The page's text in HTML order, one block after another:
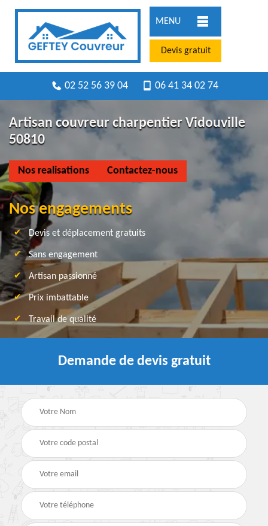
MENU
Devis gratuit
02 52 56 39 04 06 41 34 02 74
Artisan couvreur charpentier Vidouville
50810
Nos realisations Contactez-nous
Nos engagements
Devis et déplacement gratuits
Sans engagement
Artisan passionné
Prix imbattable
Travail de qualité
Demande de devis gratuit